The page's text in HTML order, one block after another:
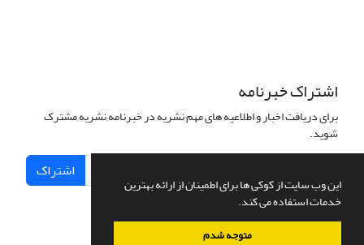
این وب سایت از کوکی ها برای اطمینان از ارائه بهترین
خدمات استفاده می کند.
متوجه شدم
اشتراک خبرنامه
برای دریافت اخبار و اطلاعیه های مهم نشریه در خبرنامه نشریه مشترک
شوید.
اشتراک